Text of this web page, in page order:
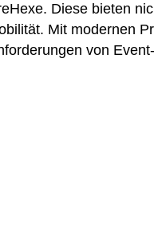
Diese bieten
Mit modernen
von